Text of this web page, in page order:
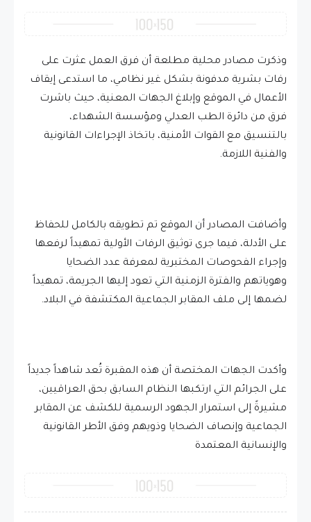
وذكرت مصادر محلية مطلعة أن فرق العمل عثرت على
رفات بشرية مدفونة بشكل غير نظامي، ما استدعى إيقاف
الأعمال في الموقع وإبلاغ الجهات المعنية، حيث باشرت
فرق من دائرة الطب العدلي ومؤسسة الشهداء،
بالتنسيق مع القوات الأمنية، باتخاذ الإجراءات القانونية
والفنية اللازمة.
وأضافت المصادر أن الموقع تم تطويقه بالكامل للحفاظ
على الأدلة، فيما جرى توثيق الرفات الأولية تمهيداً لرفعها
وإجراء الفحوصات المختبرية لمعرفة عدد الضحايا
وهوياتهم والفترة الزمنية التي تعود إليها الجريمة، تمهيداً
لضمها إلى ملف المقابر الجماعية المكتشفة في البلاد.
وأكدت الجهات المختصة أن هذه المقبرة تُعد شاهداً جديداً
على الجرائم التي ارتكبها النظام السابق بحق العراقيين،
مشيرةً إلى استمرار الجهود الرسمية للكشف عن المقابر
الجماعية وإنصاف الضحايا وذويهم وفق الأطر القانونية
والإنسانية المعتمدة